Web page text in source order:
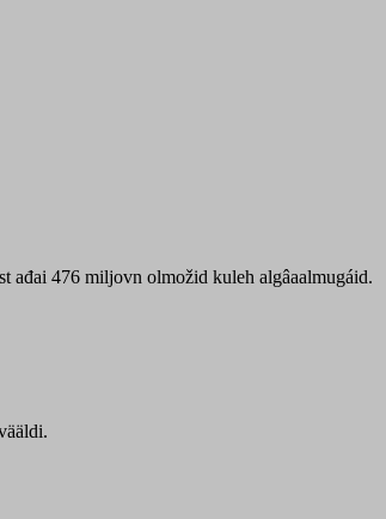
ađai 476 miljovn olmožid kuleh algâaalmugáid.